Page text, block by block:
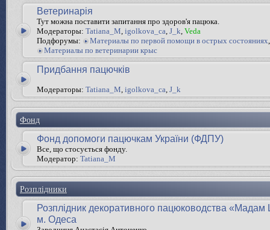
Ветеринарія
Тут можна поставити запитання про здоров'я пацюка.
Модераторы: Tatiana_M, igolkova_ca, J_k, Veda
Подфорумы:
Материалы по первой помощи в острых состояниях,
Материалы по ветеринарии крыс
Придбання пацючків
Модераторы: Tatiana_M, igolkova_ca, J_k
Фонд
Фонд допомоги пацючкам України (ФДПУ)
Все, що стосується фонду.
Модератор: Tatiana_M
Розплідники
Розплідник декоративного пацюководства
м. Одеса